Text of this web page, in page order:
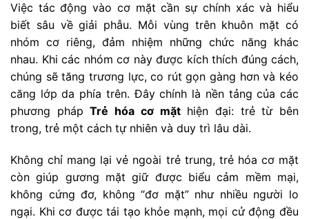
Việc tác động vào cơ mặt cần sự chính xác và hiểu
biết sâu về giải phẫu. Mỗi vùng trên khuôn mặt có
nhóm cơ riêng, đảm nhiệm những chức năng khác
nhau. Khi các nhóm cơ này được kích thích đúng cách,
chúng sẽ tăng trương lực, co rút gọn gàng hơn và kéo
căng lớp da phía trên. Đây chính là nền tảng của các
phương phápTrẻ hóa cơ mặthiện đại: trẻ từ bên
trong, trẻ một cách tự nhiên và duy trì lâu dài.
Không chỉ mang lại vẻ ngoài trẻ trung, trẻ hóa cơ mặt
còn giúp gương mặt giữ được biểu cảm mềm mại,
không cứng đơ, không “đơ mặt” như nhiều người lo
ngại. Khi cơ được tái tạo khỏe mạnh, mọi cử động đều